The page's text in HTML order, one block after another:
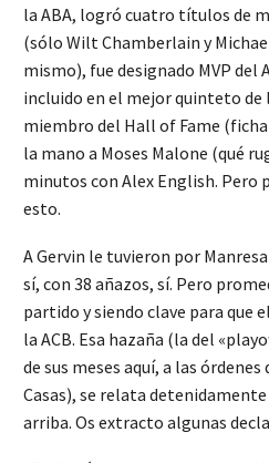
la ABA, logró cuatro títulos de
(sólo Wilt Chamberlain y
mismo), fue designado MVP del
incluido en el mejor quinteto de
miembro del Hall of Fame (ficha
la mano a Moses Malone (qué
minutos con Alex English. Pero
esto.
A Gervin le tuvieron por
sí, con 38 añazos, sí. Pero
partido y siendo clave para que
la ACB. Esa hazaña (la del
de sus meses aquí, a las
Casas), se relata
arriba. Os extracto algunas